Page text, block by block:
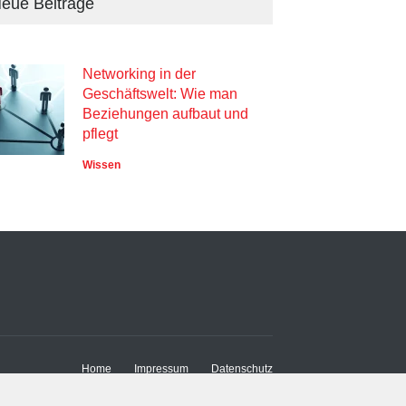
Networking in der
Geschäftswelt: Wie man
Beziehungen aufbaut und
pflegt
Wissen
Home Impressum Datenschutz